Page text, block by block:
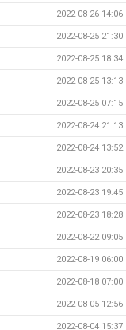
2022-08-26 14:06
2022-08-25 21:30
2022-08-25 18:34
2022-08-25 13:13
2022-08-25 07:15
2022-08-24 21:13
2022-08-24 13:52
2022-08-23 20:35
2022-08-23 19:45
2022-08-23 18:28
2022-08-22 09:05
2022-08-19 06:00
2022-08-18 07:00
2022-08-05 12:56
2022-08-04 15:37